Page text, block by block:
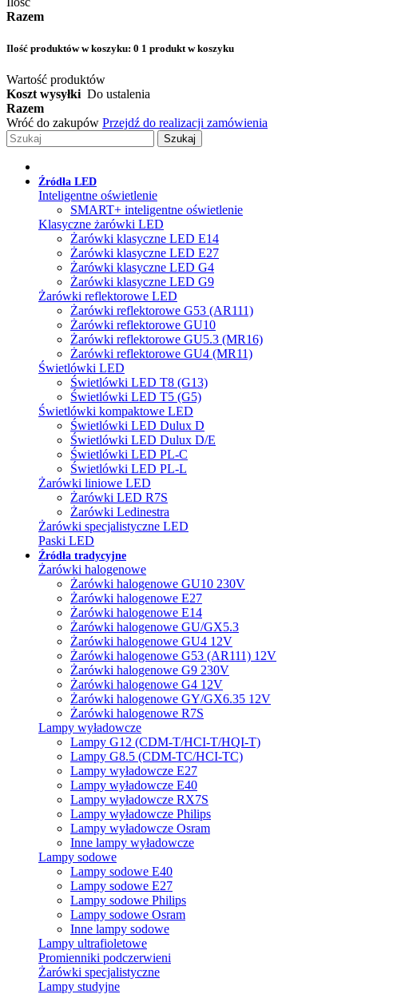
Razem
Ilość produktów w koszyku: 0 1 produkt w koszyku
Wartość produktów
Koszt wysyłki Do ustalenia
Razem
Wróć do zakupów Przejdź do realizacji zamówienia
Szukaj
Źródła LED
Inteligentne oświetlenie
SMART+ inteligentne oświetlenie
Klasyczne żarówki LED
Żarówki klasyczne LED E14
Żarówki klasyczne LED E27
Żarówki klasyczne LED G4
Żarówki klasyczne LED G9
Żarówki reflektorowe LED
Żarówki reflektorowe G53 (AR111)
Żarówki reflektorowe GU10
Żarówki reflektorowe GU5.3 (MR16)
Żarówki reflektorowe GU4 (MR11)
Świetlówki LED
Świetlówki LED T8 (G13)
Świetlówki LED T5 (G5)
Świetlówki kompaktowe LED
Świetlówki LED Dulux D
Świetlówki LED Dulux D/E
Świetlówki LED PL-C
Świetlówki LED PL-L
Żarówki liniowe LED
Żarówki LED R7S
Żarówki Ledinestra
Żarówki specjalistyczne LED
Paski LED
Źródła tradycyjne
Żarówki halogenowe
Żarówki halogenowe GU10 230V
Żarówki halogenowe E27
Żarówki halogenowe E14
Żarówki halogenowe GU/GX5.3
Żarówki halogenowe GU4 12V
Żarówki halogenowe G53 (AR111) 12V
Żarówki halogenowe G9 230V
Żarówki halogenowe G4 12V
Żarówki halogenowe GY/GX6.35 12V
Żarówki halogenowe R7S
Lampy wyładowcze
Lampy G12 (CDM-T/HCI-T/HQI-T)
Lampy G8.5 (CDM-TC/HCI-TC)
Lampy wyładowcze E27
Lampy wyładowcze E40
Lampy wyładowcze RX7S
Lampy wyładowcze Philips
Lampy wyładowcze Osram
Inne lampy wyładowcze
Lampy sodowe
Lampy sodowe E40
Lampy sodowe E27
Lampy sodowe Philips
Lampy sodowe Osram
Inne lampy sodowe
Lampy ultrafioletowe
Promienniki podczerwieni
Żarówki specjalistyczne
Lampy studyjne